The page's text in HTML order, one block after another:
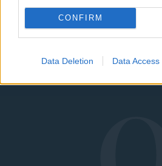
CONFIRM
Data Deletion Data Access